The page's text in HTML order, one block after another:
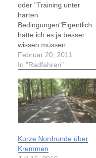
oder "Training unter
harten
Bedingungen"Eigentlich
hätte ich es ja besser
wissen müssen
Minusgrade auf dem
Thermometer sind keine
raturen. Der
Sonnenschein und die
trockenen Strasse ließen
mich trotz minus 3°C
doch in meine
schlüpfen und meine
geliebte kurze
Februar 20, 2011
In "Radfahren"
Kurze Nordrunde über
Kremmen